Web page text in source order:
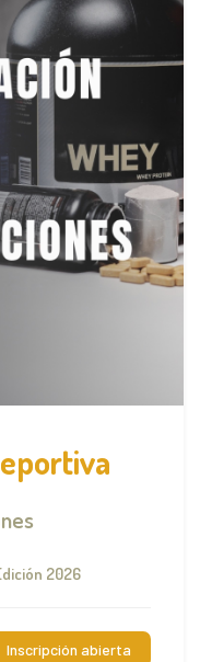
2026
Inscripción abierta